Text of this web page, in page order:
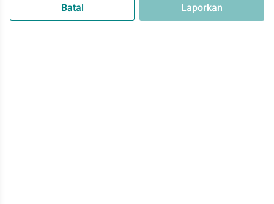
Batal Laporkan